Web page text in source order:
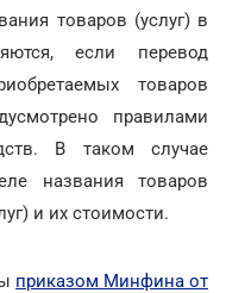
товаров (услуг) в
если перевод
товаров
правилами
В таком случае
названия товаров
и их стоимости.
приказом Минфина от